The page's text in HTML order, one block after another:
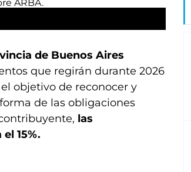
de Buenos Aires
que regirán durante 2026
objetivo de reconocer y
de las obligaciones
las
15%.